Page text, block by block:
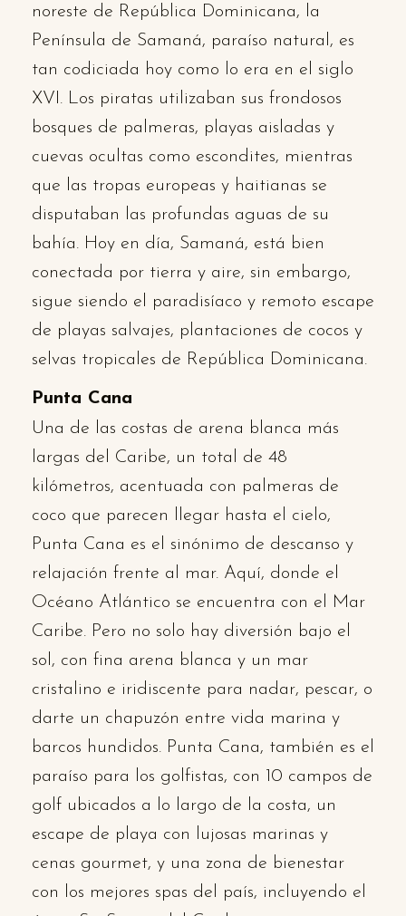
noreste de República Dominicana, la
Península de Samaná, paraíso natural, es
tan codiciada hoy como lo era en el siglo
XVI. Los piratas utilizaban sus frondosos
bosques de palmeras, playas aisladas y
cuevas ocultas como escondites, mientras
que las tropas europeas y haitianas se
disputaban las profundas aguas de su
bahía. Hoy en día, Samaná, está bien
conectada por tierra y aire, sin embargo,
sigue siendo el paradisíaco y remoto escape
de playas salvajes, plantaciones de cocos y
selvas tropicales de República Dominicana.
Punta Cana
Una de las costas de arena blanca más
largas del Caribe, un total de 48
kilómetros, acentuada con palmeras de
coco que parecen llegar hasta el cielo,
Punta Cana es el sinónimo de descanso y
relajación frente al mar. Aquí, donde el
Océano Atlántico se encuentra con el Mar
Caribe. Pero no solo hay diversión bajo el
sol, con fina arena blanca y un mar
cristalino e iridiscente para nadar, pescar, o
darte un chapuzón entre vida marina y
barcos hundidos. Punta Cana, también es el
paraíso para los golfistas, con 10 campos de
golf ubicados a lo largo de la costa, un
escape de playa con lujosas marinas y
cenas gourmet, y una zona de bienestar
con los mejores spas del país, incluyendo el